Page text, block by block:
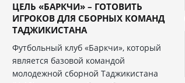
ЦЕЛЬ «БАРКЧИ» – ГОТОВИТЬ
ИГРОКОВ ДЛЯ СБОРНЫХ КОМАНД
ТАДЖИКИСТАНА
Футбольный клуб «Баркчи», который
является базовой командой
молодежной сборной Таджикистана